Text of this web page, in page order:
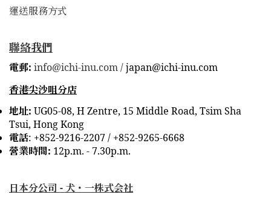
運送服務方式
聯絡我們
電郵: info@ichi-inu.com /japan@ichi-inu.com
香港尖沙咀分店
地址: UG05-08, H Zentre, 15 Middle Road, Tsim Sha
Tsui, Hong Kong
電話: +852-9216-2207 / +852-9265-6668
營業時間: 12p.m. - 7.30p.m.
日本分公司 - 犬・一株式会社